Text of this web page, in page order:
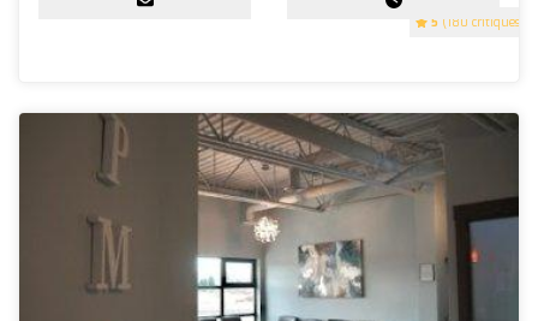
5 (180 critiques)